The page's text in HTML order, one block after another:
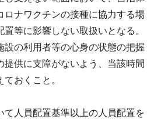
ロナワクチンの接種に協力する場
等に影響しない取扱いとなる。
設の利用者等の心身の状態の把握
提供に支障がないよう、当該時間
おくこと。
て人員配置基準以上の人員配置を